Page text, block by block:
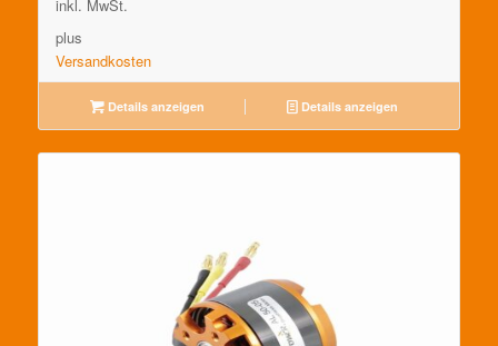
inkl. MwSt.
plus
Versandkosten
Details anzeigen Details anzeigen